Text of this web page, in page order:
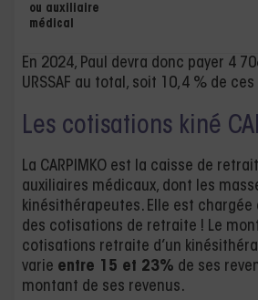
ou auxiliaire
médical
En 2024, Paul devra donc payer 4
URSSAF au total, soit 10,4 % de
Les cotisations kiné
La CARPIMKO est la caisse de
auxiliaires médicaux, dont les
kinésithérapeutes. Elle est
des cotisations de retraite ! Le
cotisations retraite d’un
varie entre 15 et 23% de ses
montant de ses revenus.